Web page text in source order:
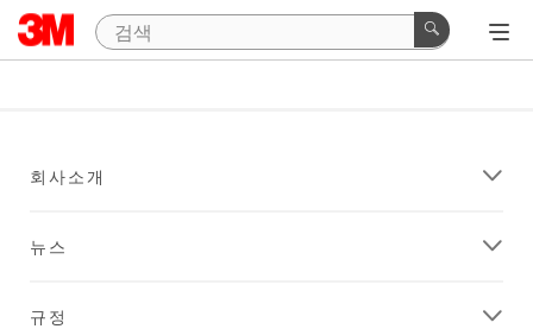
회사소개
뉴스
규정